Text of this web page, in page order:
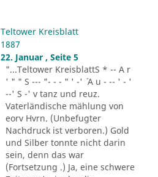
Teltower Kreisblatt
1887
22. Januar , Seite 5
"...Teltower KreisblattS * -- A r
' " " S --- "- - - " ' -' ´ A u - -- ' - '
--' S -' v tanz und reuz.
Vaterländische mählung von
eorv Hvrn. (Unbefugter
Nachdruck ist verboren.) Gold
und Silber tonnte nicht darin
sein, denn das war
(Fortsetzung .) Ja, eine schwere